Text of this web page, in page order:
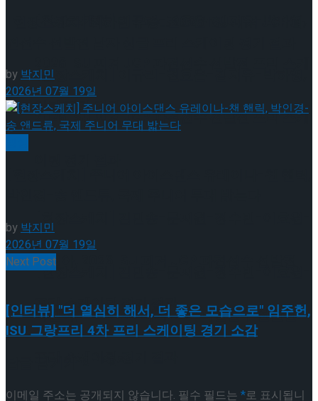
이팅 경기 결과
[현장스케치] 김민송-문지원-정수빈-이효원-
최진아, 2026 ISU 피겨 JGP 파견선수 선발전
프리 스케이팅 경기 결과
[현장스케치] 이규리-전효은-김지유-박하영,
2026 ISU 피겨 JGP 파견선수 선발전 프리 스케
[현장스케치] 김민송-문지원-정수빈-이효원-
최진아, 2026 ISU 피겨 JGP 파견선수 선발전
by박지민
2026년 07월 19일
by박지민
2026년 07월 19일
Next Post
[인터뷰] "더 열심히 해서, 더 좋은 모습으로" 임주헌,
ISU 그랑프리 4차 프리 스케이팅 경기 소감
이메일 주소는 공개되지 않습니다. 필수 필드는 *로 표시됩니